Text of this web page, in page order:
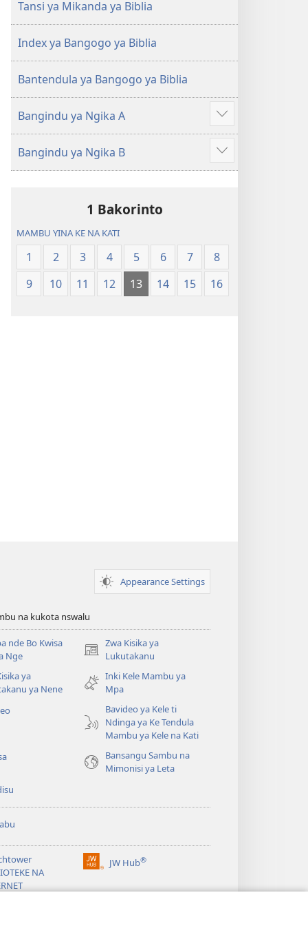
Ntoto
ya
Mpa
(Kubasika
2015)
Ntoto
ya
Mpa
2015)
Tansi ya Mikanda ya Biblia
Index ya Bangogo ya Biblia
Bantendula ya Bangogo ya Biblia
Bangindu ya Ngika A
Songa
mambu
mingi
Bangindu ya Ngika B
Songa
mambu
1 Bakorinto
MAMBU YINA KE NA KATI
1 2 3 4 5 6 7
8
9
10 11 12 13 14 15 16
Appearance Settings
na kukota nswalu
nde Bo Kwisa
Nge
Zwa Kisika ya
Lukutakanu
(ke
lutiti
ya
ya Nene
Inki Kele Mambu ya
Mpa
Bavideo ya Kele ti
Ndinga ya Ke Tendula
Mambu ya Kele na Kati
Bansangu Sambu na
Mimonisi ya Leta
NA
JW Hub®
(ke
lutiti